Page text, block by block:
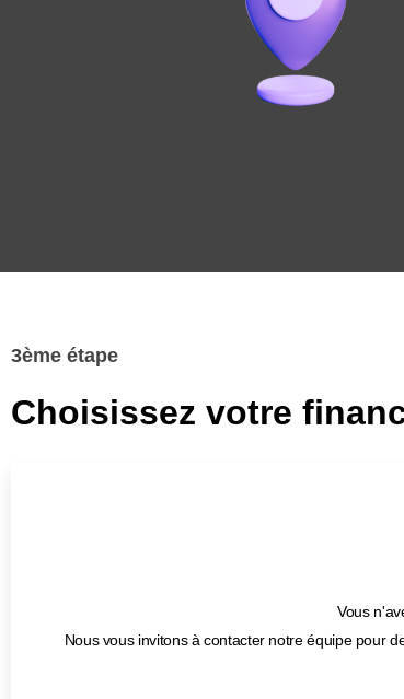
3ème étape
Choisissez votre
Vous
Nous vous invitons à contacter notre équipe pour